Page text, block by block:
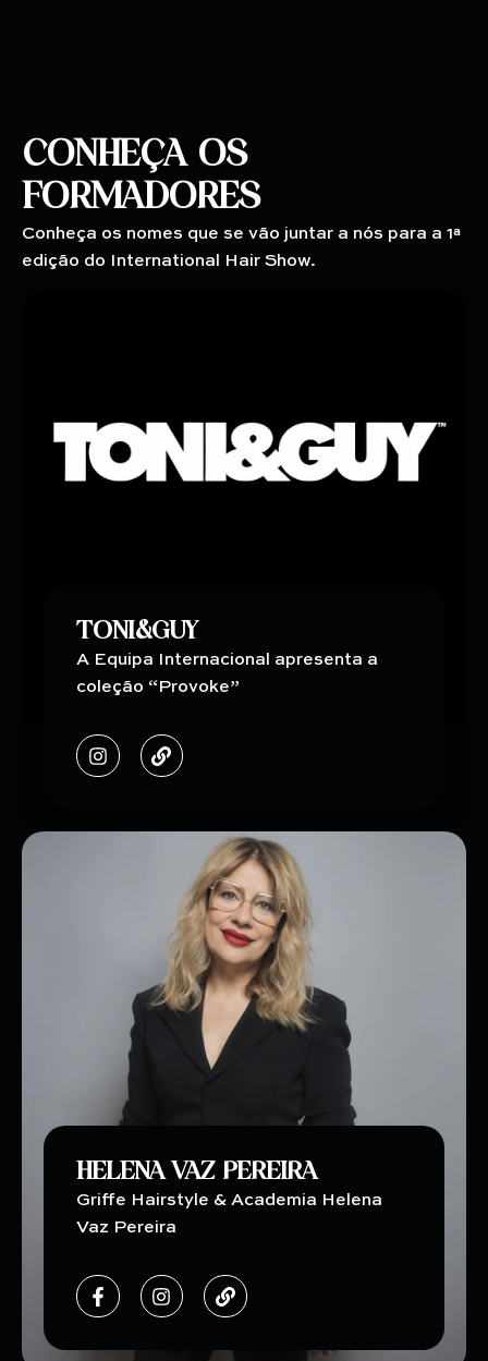
CONHEÇA OS
FORMADORES
Conheça os nomes que se vão juntar a nós para a 1ª
edição do International Hair Show.
TONI&GUY
A Equipa Internacional apresenta a
coleção “Provoke”
HELENA VAZ PEREIRA
Griffe Hairstyle & Academia Helena
Vaz Pereira